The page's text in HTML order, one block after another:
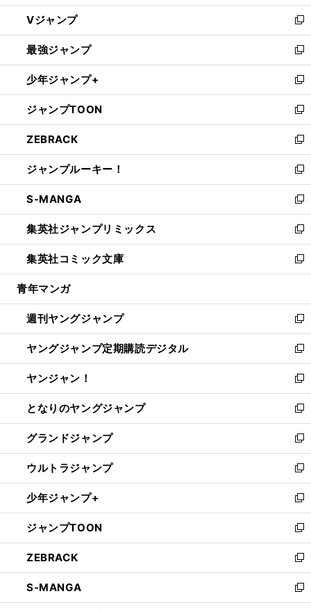
ウ
ィ
ン
ド
ウ
で
開
く
し
い
ウ
ィ
ン
ド
ウ
で
開
く
Vジャンプ
新
し
い
ウ
ィ
ン
ド
ウ
で
開
く
最強ジャンプ
新
し
い
ウ
ィ
ン
ド
ウ
で
開
く
少年ジャンプ+
新
し
い
ウ
ィ
ン
ド
ウ
で
開
く
ジャンプTOON
新
し
い
ウ
ィ
ン
ド
ウ
で
開
く
ZEBRACK
新
し
い
ウ
ィ
ン
ド
ウ
で
開
ジャンプルーキー！
新
し
い
ウ
ィ
ン
ド
ウ
開
く
S-MANGA
新
し
い
ウ
ィ
ン
ウ
で
開
く
集英社ジャンプリミックス
新
し
い
ウ
ン
ド
ウ
で
開
く
集英社コミック文庫
新
し
ウ
ィ
ン
ド
ウ
で
開
く
青年マンガ
週刊ヤングジャンプ
新
し
い
ウ
ィ
ン
ド
ウ
で
開
く
ヤングジャンプ定期購読デジタル
新
し
い
ウ
ィ
ン
ド
ウ
で
開
く
ヤンジャン！
新
し
い
ウ
ィ
ン
ド
ウ
で
開
く
となりのヤングジャンプ
新
し
い
ウ
ィ
ン
ド
ウ
で
開
く
グランドジャンプ
新
し
い
ウ
ィ
ン
ド
ウ
で
開
く
ウルトラジャンプ
新
し
い
ウ
ィ
ン
ド
ウ
で
開
少年ジャンプ+
新
し
い
ウ
ィ
ン
ド
ウ
ジャンプTOON
新
し
い
ウ
ィ
ン
ZEBRACK
新
し
い
ウ
S-MANGA
新
し